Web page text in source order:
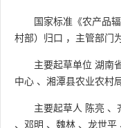
国家标准《农产品
村部）归口 ，主管部门
主要起草单位 湖南
中心 、 湘潭县农业农村
主要起草人 陈亮 、
、 邓明 、 魏林 、 龙世平